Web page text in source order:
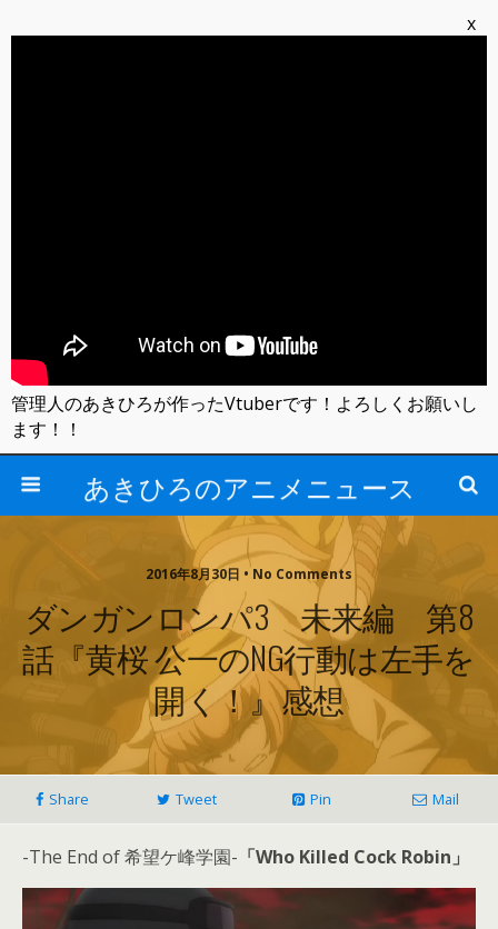
あきひろのアニメニュース
2016年8月30日 • No Comments
ダンガンロンパ3 未来編 第8
話『黄桜 公一のNG行動は左手を
開く！』感想
Share Tweet Pin Mail
-The End of 希望ケ峰学園- 「Who Killed Cock Robin」
x
管理人のあきひろが作ったVtuberです！よろしくお願いし
ます！！